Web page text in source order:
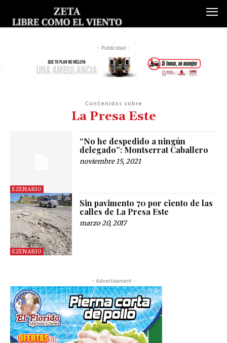
- Publicidad -
Contenidos sobre
La Presa Este
EZENARIO
“No he despedido a ningún
delegado”: Montserrat Caballero
noviembre 15, 2021
EZENARIO
Sin pavimento 70 por ciento de las
calles de La Presa Este
marzo 20, 2017
- Advertisement -